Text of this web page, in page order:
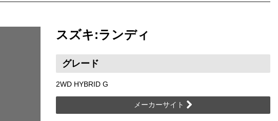
スズキ:ランディ
グレード
2WD HYBRID G
メーカーサイト